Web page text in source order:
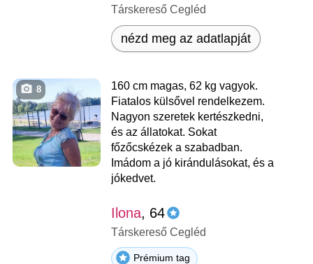
Társkereső Cegléd
nézd meg az adatlapját
8
160 cm magas, 62 kg vagyok.
Fiatalos külsővel rendelkezem.
Nagyon szeretek kertészkedni,
és az állatokat. Sokat
főzőcskézek a szabadban.
Imádom a jó kirándulásokat, és a
jókedvet.
Ilona, 64
Társkereső Cegléd
Prémium tag